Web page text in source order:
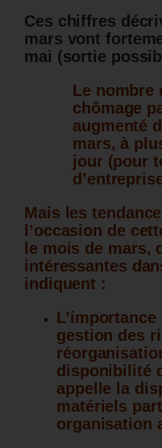
Ces chiffres
mars vont
mai (sortie
Le nombre
chômage
augmenté
mars, à
jour (pour
Mais les
l’occasion de
le mois de mars,
intéressantes
indiquent :
gestion des
disponibilité
appelle la
matériels
organisation